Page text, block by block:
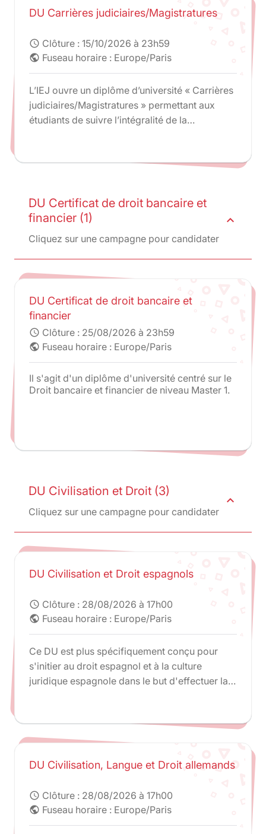
DU Carrières judiciaires/Magistratures
schedule Clôture : 15/10/2026 à 23h59
public Fuseau horaire : Europe/Paris
L’IEJ ouvre un diplôme d’université « Carrières
judiciaires/Magistratures » permettant aux
étudiants de suivre l’intégralité de la
DU Certificat de droit bancaire et
financier (1)
Cliquez sur une campagne pour candidater
expand_less
DU Certificat de droit bancaire et
financier
schedule Clôture : 25/08/2026 à 23h59
public Fuseau horaire : Europe/Paris
Il s'agit d'un diplôme d'université centré sur le
Droit bancaire et financier de niveau Master 1.
DU Civilisation et Droit (3)
Cliquez sur une campagne pour candidater
expand_less
DU Civilisation et Droit espagnols
schedule Clôture : 28/08/2026 à 17h00
public Fuseau horaire : Europe/Paris
Ce DU est plus spécifiquement conçu pour
s'initier au droit espagnol et à la culture
juridique espagnole dans le but d'effectuer la
de Barcelone dans le cadre du double Master 1
(double Maîtrise) en droits français et
DU Civilisation, Langue et Droit allemands
schedule Clôture : 28/08/2026 à 17h00
public Fuseau horaire : Europe/Paris